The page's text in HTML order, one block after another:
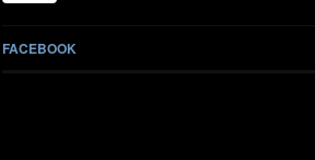
FACEBOOK